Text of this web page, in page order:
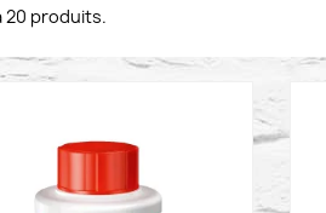
20 produits.